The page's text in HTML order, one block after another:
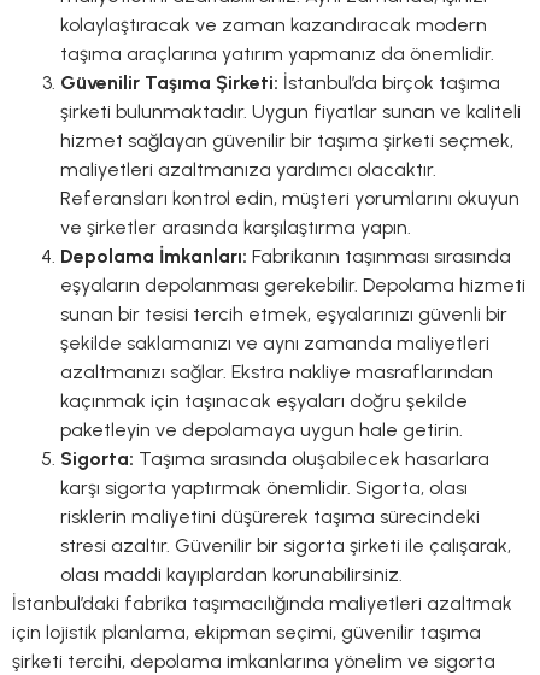
kolaylaştıracak ve zaman kazandıracak modern
taşıma araçlarına yatırım yapmanız da önemlidir.
Güvenilir Taşıma Şirketi: İstanbul’da birçok taşıma
şirketi bulunmaktadır. Uygun fiyatlar sunan ve kaliteli
hizmet sağlayan güvenilir bir taşıma şirketi seçmek,
maliyetleri azaltmanıza yardımcı olacaktır.
Referansları kontrol edin, müşteri yorumlarını okuyun
ve şirketler arasında karşılaştırma yapın.
Depolama İmkanları: Fabrikanın taşınması sırasında
eşyaların depolanması gerekebilir. Depolama hizmeti
sunan bir tesisi tercih etmek, eşyalarınızı güvenli bir
şekilde saklamanızı ve aynı zamanda maliyetleri
azaltmanızı sağlar. Ekstra nakliye masraflarından
kaçınmak için taşınacak eşyaları doğru şekilde
paketleyin ve depolamaya uygun hale getirin.
Sigorta: Taşıma sırasında oluşabilecek hasarlara
karşı sigorta yaptırmak önemlidir. Sigorta, olası
risklerin maliyetini düşürerek taşıma sürecindeki
stresi azaltır. Güvenilir bir sigorta şirketi ile çalışarak,
olası maddi kayıplardan korunabilirsiniz.
İstanbul’daki fabrika taşımacılığında maliyetleri azaltmak
için lojistik planlama, ekipman seçimi, güvenilir taşıma
şirketi tercihi, depolama imkanlarına yönelim ve sigorta